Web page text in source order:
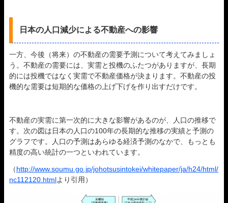
日本の人口減少による不動産への影響
一方、今後（将来）の不動産の需要予測について考えてみましょ
う。不動産の需要には、実需と投機のふたつがありますが、長期
的には投機ではなく実需で不動産価格が決まります。不動産の投
機的な需要は短期的な価格の上げ下げを作り出すだけです。
不動産の実需に第一次的に大きな影響があるのが、人口の推移で
す。次の図は日本の人口の100年の長期的な推移の実績と予測の
グラフです。人口の予測はあらゆる経済予測のなかで、もっとも
精度の高い統計の一つといわれています。
（http://www.soumu.go.jp/johotsusintokei/whitepaper/ja/h24/html/
nc112120.htmlより引用）